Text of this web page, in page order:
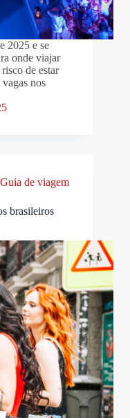
2025 e se
onde viajar
de estar
nos
Guia de viagem
brasileiros